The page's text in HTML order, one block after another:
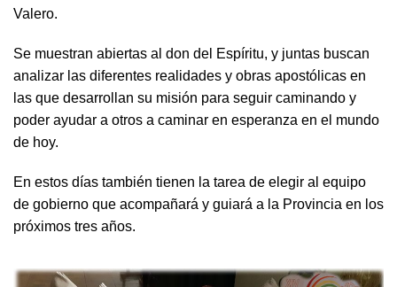
Valero.
Se muestran abiertas al don del Espíritu, y juntas buscan
analizar las diferentes realidades y obras apostólicas en
las que desarrollan su misión para seguir caminando y
poder ayudar a otros a caminar en esperanza en el mundo
de hoy.
En estos días también tienen la tarea de elegir al equipo
de gobierno que acompañará y guiará a la Provincia en los
próximos tres años.